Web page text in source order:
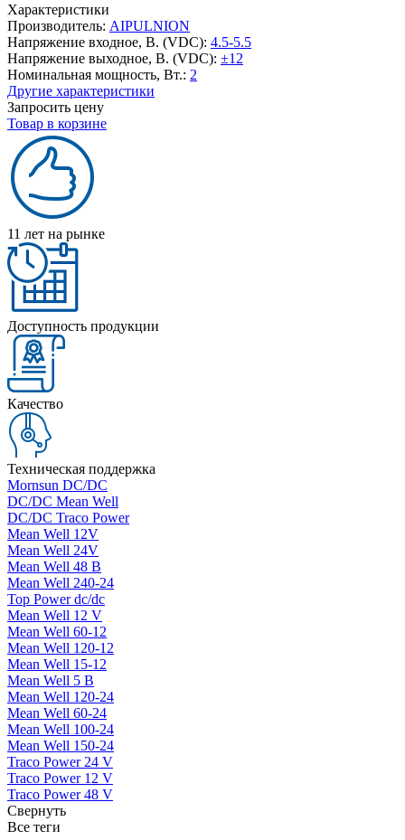
Характеристики
Производитель: AIPULNION
Напряжение входное, В. (VDC): 4.5-5.5
Напряжение выходное, В. (VDC): ±12
Номинальная мощность, Вт.: 2
Другие характеристики
Запросить цену
Товар в корзине
11 лет на рынке
Доступность продукции
Качество
Техническая поддержка
Mornsun DC/DC
DC/DC Mean Well
DC/DC Traco Power
Mean Well 12V
Mean Well 24V
Mean Well 48 В
Mean Well 240-24
Top Power dc/dc
Mean Well 12 V
Mean Well 60-12
Mean Well 120-12
Mean Well 15-12
Mean Well 5 В
Mean Well 120-24
Mean Well 60-24
Mean Well 100-24
Mean Well 150-24
Traco Power 24 V
Traco Power 12 V
Traco Power 48 V
Свернуть
Все теги